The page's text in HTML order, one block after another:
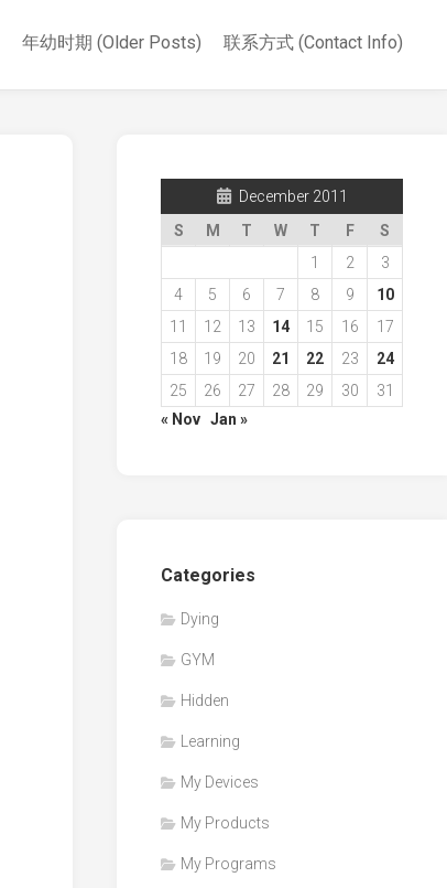
年幼时期 (Older Posts) 联系方式 (Contact Info)
December 2011
S
M T W T F
S
1
2
3
4
5 6 7 8 9
10
11
12 13 14 15 16
17
18
19 20 21 22 23
24
25
26 27 28 29 30
31
« Nov Jan »
Categories
Dying
GYM
Hidden
Learning
My Devices
My Products
My Programs